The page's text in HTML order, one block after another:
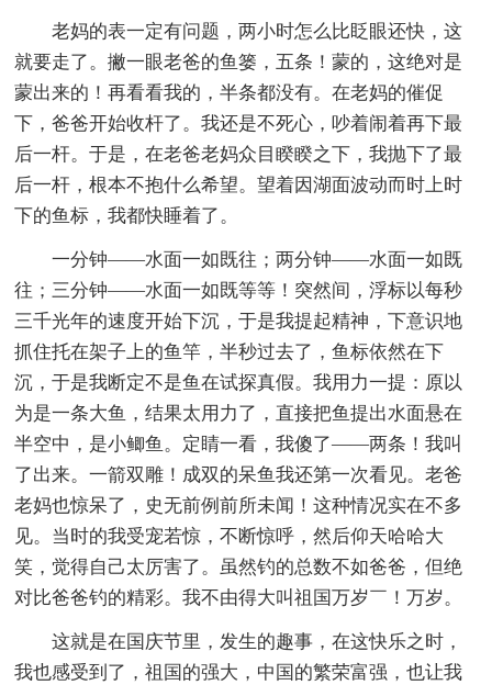
老妈的表一定有问题，两小时怎么比眨眼还快，这
就要走了。撇一眼老爸的鱼篓，五条！蒙的，这绝对是
蒙出来的！再看看我的，半条都没有。在老妈的催促
下，爸爸开始收杆了。我还是不死心，吵着闹着再下最
后一杆。于是，在老爸老妈众目睽睽之下，我抛下了最
后一杆，根本不抱什么希望。望着因湖面波动而时上时
下的鱼标，我都快睡着了。
一分钟——水面一如既往；两分钟——水面一如既
往；三分钟——水面一如既等等！突然间，浮标以每秒
三千光年的速度开始下沉，于是我提起精神，下意识地
抓住托在架子上的鱼竿，半秒过去了，鱼标依然在下
沉，于是我断定不是鱼在试探真假。我用力一提：原以
为是一条大鱼，结果太用力了，直接把鱼提出水面悬在
半空中，是小鲫鱼。定睛一看，我傻了——两条！我叫
了出来。一箭双雕！成双的呆鱼我还第一次看见。老爸
老妈也惊呆了，史无前例前所未闻！这种情况实在不多
见。当时的我受宠若惊，不断惊呼，然后仰天哈哈大
笑，觉得自己太厉害了。虽然钓的总数不如爸爸，但绝
对比爸爸钓的精彩。我不由得大叫祖国万岁￣！万岁。
这就是在国庆节里，发生的趣事，在这快乐之时，
我也感受到了，祖国的强大，中国的繁荣富强，也让我